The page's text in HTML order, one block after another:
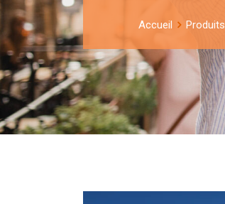
Accueil Produits